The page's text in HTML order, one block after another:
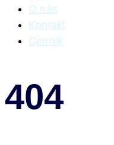
O nás
Kontakt
Cenník
404